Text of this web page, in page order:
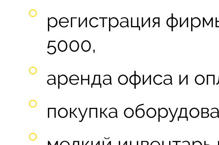
регистрация
5000,
аренда офиса и
покупка